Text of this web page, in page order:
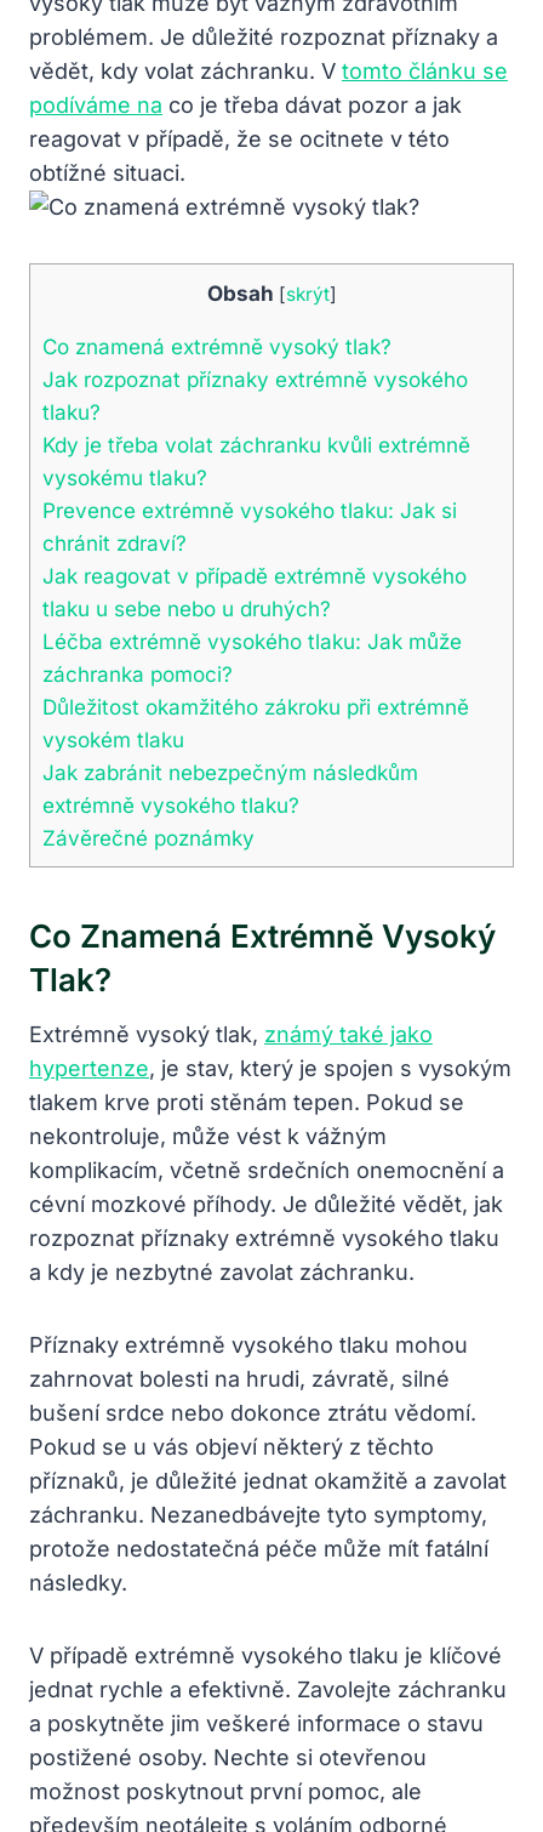
problémem. Je důležité rozpoznat příznaky a
vědět, kdy volat záchranku. V tomto článku se
podíváme na co je třeba dávat pozor a jak
reagovat v případě, že se ocitnete v této
obtížné situaci.
Obsah [skrýt]
Co znamená extrémně vysoký tlak?
Jak rozpoznat příznaky extrémně vysokého
tlaku?
Kdy je třeba volat záchranku kvůli extrémně
vysokému tlaku?
Prevence extrémně vysokého tlaku: Jak si
chránit zdraví?
Jak reagovat v případě extrémně vysokého
tlaku u sebe nebo u druhých?
Léčba extrémně vysokého tlaku: Jak může
záchranka pomoci?
Důležitost okamžitého zákroku při extrémně
vysokém tlaku
Jak zabránit nebezpečným následkům
extrémně vysokého tlaku?
Závěrečné poznámky
Co Znamená Extrémně Vysoký
Tlak?
Extrémně vysoký tlak, známý také jako
hypertenze, je stav, který je spojen s vysokým
tlakem krve proti stěnám tepen. Pokud se
nekontroluje, může vést k vážným
komplikacím, včetně srdečních onemocnění a
cévní mozkové příhody. Je důležité vědět, jak
rozpoznat příznaky extrémně vysokého tlaku
a kdy je nezbytné zavolat záchranku.
Příznaky extrémně vysokého tlaku mohou
zahrnovat bolesti na hrudi, závratě, silné
bušení srdce nebo dokonce ztrátu vědomí.
Pokud se u vás objeví některý z těchto
příznaků, je důležité jednat okamžitě a zavolat
záchranku. Nezanedbávejte tyto symptomy,
protože nedostatečná péče může mít fatální
následky.
V případě extrémně vysokého tlaku je klíčové
jednat rychle a efektivně. Zavolejte záchranku
a poskytněte jim veškeré informace o stavu
postižené osoby. Nechte si otevřenou
možnost poskytnout první pomoc, ale
především neotálejte s voláním odborné